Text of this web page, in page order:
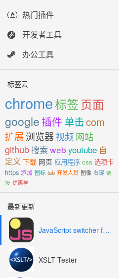
热门插件
开发者工具
办公工具
标签云
chrome标签页面
google 插件 单击com
扩展浏览器 视频网站
github搜索web youtube 自
定义 下载 网页 应用程序 css 选项卡
https 添加 图标 tab 开发人员 图像 右键 链
接 优惠券
最新更新
JavaScript switcher for SEO and development
XSLT Tester